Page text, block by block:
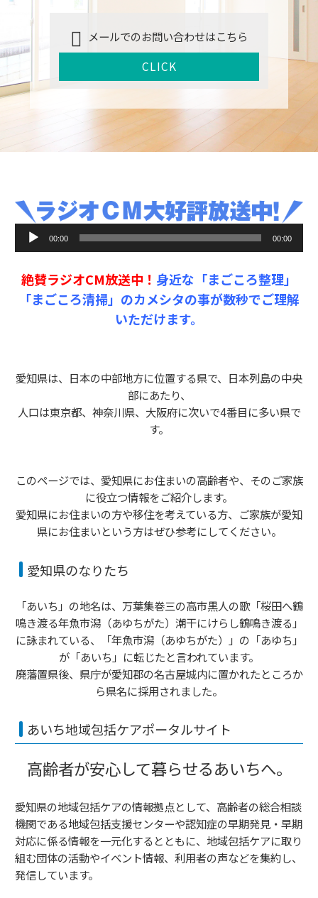
メールでのお問い合わせはこちら
CLICK
レ
00:00 00:00
絶賛ラジオCM放送中！ 身近な「まごころ整理」
「まごころ清掃」のカメシタの事が数秒でご理解
いただけます。
愛知県は、日本の中部地方に位置する県で、日本列島の中央
部にあたり、
人口は東京都、神奈川県、大阪府に次いで4番目に多い県で
す。
このページでは、愛知県にお住まいの高齢者や、そのご家族
に役立つ情報をご紹介します。
愛知県にお住まいの方や移住を考えている方、ご家族が愛知
県にお住まいという方はぜひ参考にしてください。
愛知県のなりたち
「あいち」の地名は、万葉集巻三の高市黒人の歌「桜田へ鶴
鳴き渡る年魚市潟（あゆちがた）潮干にけらし鶴鳴き渡る」
に詠まれている、「年魚市潟（あゆちがた）」の「あゆち」
が「あいち」に転じたと言われています。
廃藩置県後、県庁が愛知郡の名古屋城内に置かれたところか
ら県名に採用されました。
あいち地域包括ケアポータルサイト
高齢者が安心して暮らせるあいちへ。
愛知県の地域包括ケアの情報拠点として、高齢者の総合相談
機関である地域包括支援センターや認知症の早期発見・早期
対応に係る情報を一元化するとともに、地域包括ケアに取り
組む団体の活動やイベント情報、利用者の声などを集約し、
発信しています。